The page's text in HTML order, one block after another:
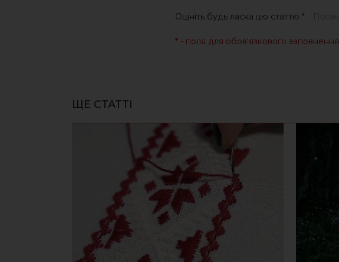
Оцініть будь ласка цю статтю *
* - поля для обов'язкового заповнення
ЩЕ СТАТТІ